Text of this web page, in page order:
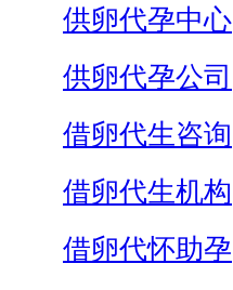
供卵代孕中心
供卵代孕公司
借卵代生咨询
借卵代生机构
借卵代怀助孕